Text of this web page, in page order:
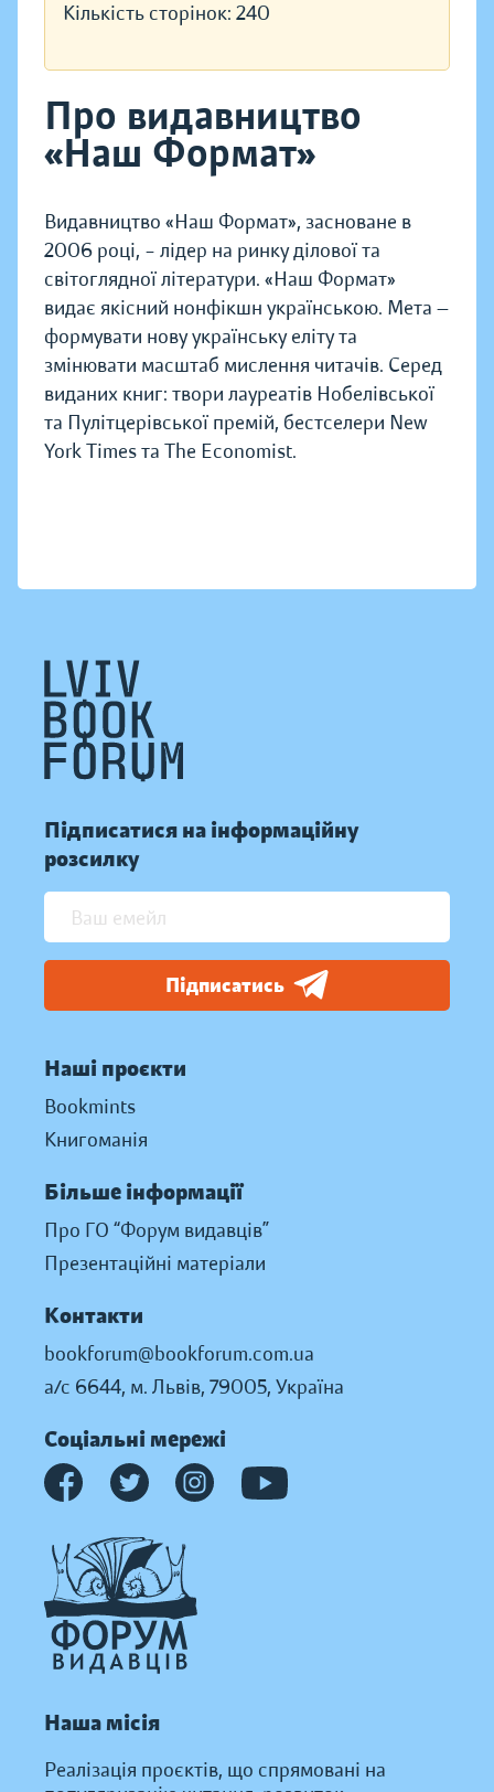
Кількість сторінок: 240
Про видавництво
«Наш Формат»
Видавництво «Наш Формат», засноване в
2006 році, – лідер на ринку ділової та
світоглядної літератури. «Наш Формат»
видає якісний нонфікшн українською. Мета —
формувати нову українську еліту та
змінювати масштаб мислення читачів. Серед
виданих книг: твори лауреатів Нобелівської
та Пулітцерівської премій, бестселери New
York Times та The Economist.
Підписатися на інформаційну
розсилку
Підписатись
Наші проєкти
Bookmints
Книгоманія
Більше інформації
Про ГО “Форум видавців”
Презентаційні матеріали
Контакти
bookforum@bookforum.com.ua
а/с 6644, м. Львів, 79005, Україна
Соціальні мережі
Наша місія
Реалізація проєктів, що спрямовані на